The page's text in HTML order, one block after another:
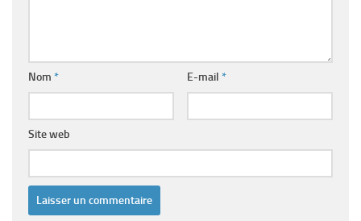
Nom * E-mail *
Site web